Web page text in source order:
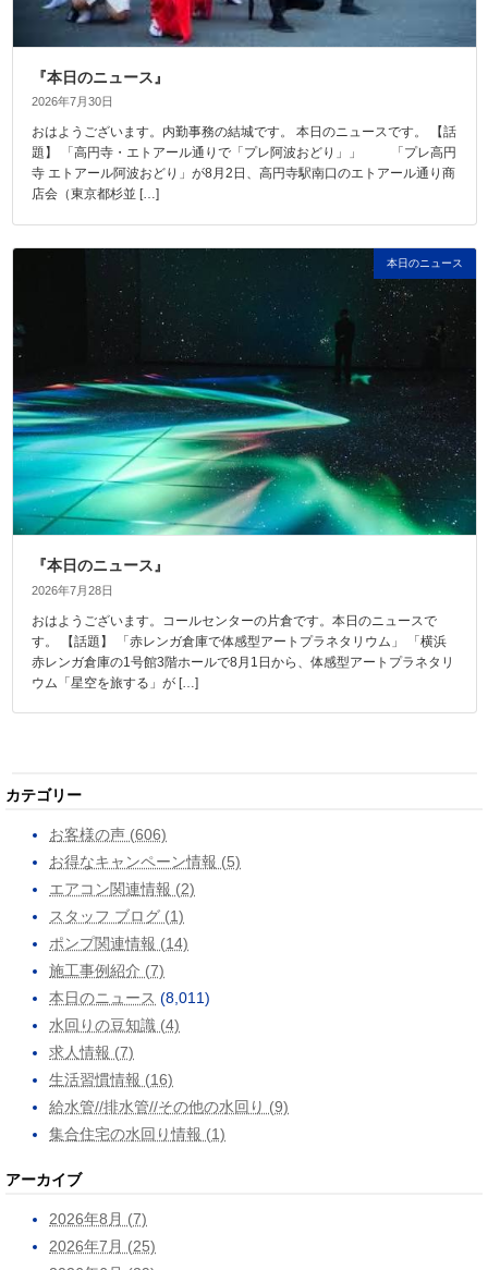
『本日のニュース』
2026年7月30日
おはようございます。内勤事務の結城です。 本日のニュースです。 【話
題】 「高円寺・エトアール通りで「プレ阿波おどり」」 「プレ高円
寺 エトアール阿波おどり」が8月2日、高円寺駅南口のエトアール通り商
店会（東京都杉並 […]
本日のニュース
『本日のニュース』
2026年7月28日
おはようございます。コールセンターの片倉です。本日のニュースで
す。 【話題】 「赤レンガ倉庫で体感型アートプラネタリウム」 「横浜
赤レンガ倉庫の1号館3階ホールで8月1日から、体感型アートプラネタリ
ウム「星空を旅する」が […]
カテゴリー
お客様の声 (606)
お得なキャンペーン情報 (5)
エアコン関連情報 (2)
スタッフ ブログ (1)
ポンプ関連情報 (14)
施工事例紹介 (7)
本日のニュース (8,011)
水回りの豆知識 (4)
求人情報 (7)
生活習慣情報 (16)
給水管//排水管//その他の水回り (9)
集合住宅の水回り情報 (1)
アーカイブ
2026年8月 (7)
2026年7月 (25)